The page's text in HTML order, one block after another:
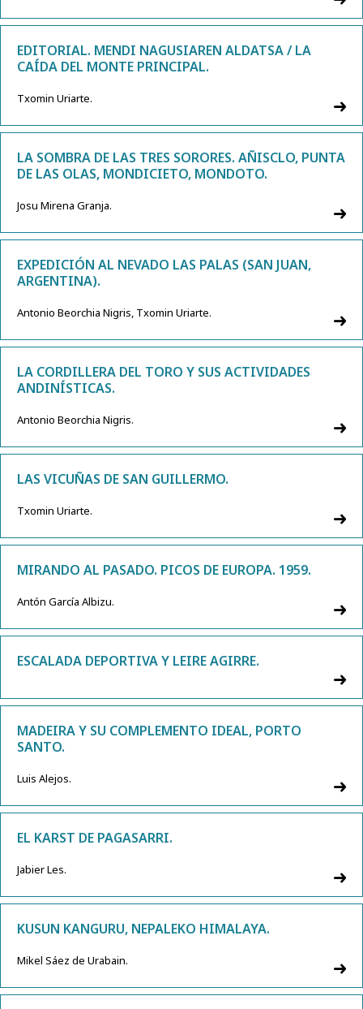
EDITORIAL. MENDI NAGUSIAREN ALDATSA / LA
CAÍDA DEL MONTE PRINCIPAL.
Txomin Uriarte.
LA SOMBRA DE LAS TRES SORORES. AÑISCLO, PUNTA
DE LAS OLAS, MONDICIETO, MONDOTO.
Josu Mirena Granja.
EXPEDICIÓN AL NEVADO LAS PALAS (SAN JUAN,
ARGENTINA).
Antonio Beorchia Nigris, Txomin Uriarte.
LA CORDILLERA DEL TORO Y SUS ACTIVIDADES
ANDINÍSTICAS.
Antonio Beorchia Nigris.
LAS VICUÑAS DE SAN GUILLERMO.
Txomin Uriarte.
MIRANDO AL PASADO. PICOS DE EUROPA. 1959.
Antón García Albizu.
ESCALADA DEPORTIVA Y LEIRE AGIRRE.
MADEIRA Y SU COMPLEMENTO IDEAL, PORTO
SANTO.
Luis Alejos.
EL KARST DE PAGASARRI.
Jabier Les.
KUSUN KANGURU, NEPALEKO HIMALAYA.
Mikel Sáez de Urabain.